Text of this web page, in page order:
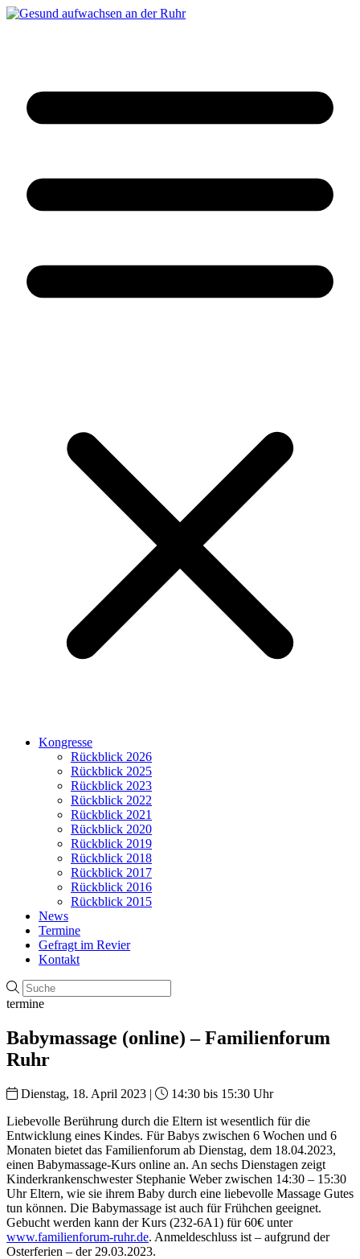
Kongresse
Rückblick 2026
Rückblick 2025
Rückblick 2023
Rückblick 2022
Rückblick 2021
Rückblick 2020
Rückblick 2019
Rückblick 2018
Rückblick 2017
Rückblick 2016
Rückblick 2015
News
Termine
Gefragt im Revier
Kontakt
termine
Babymassage (online) – Familienforum
Ruhr
Dienstag, 18. April 2023 |
14:30 bis 15:30 Uhr
Liebevolle Berührung durch die Eltern ist wesentlich für die
Entwicklung eines Kindes. Für Babys zwischen 6 Wochen und 6
Monaten bietet das Familienforum ab Dienstag, dem 18.04.2023,
einen Babymassage-Kurs online an. An sechs Dienstagen zeigt
Kinderkrankenschwester Stephanie Weber zwischen 14:30 – 15:30
Uhr Eltern, wie sie ihrem Baby durch eine liebevolle Massage Gutes
tun können. Die Babymassage ist auch für Frühchen geeignet.
Gebucht werden kann der Kurs (232-6A1) für 60€ unter
www.familienforum-ruhr.de. Anmeldeschluss ist – aufgrund der
Osterferien – der 29.03.2023.